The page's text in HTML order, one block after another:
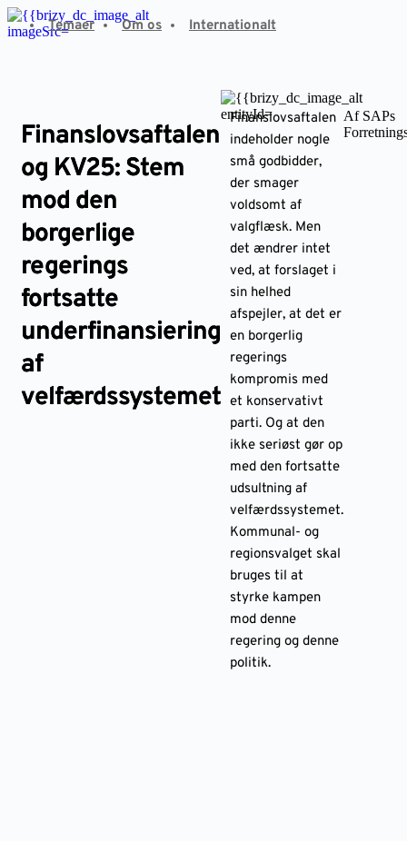
Fortsæt
til
Temaer Om os Internationalt
Finanslovsaftalen
og KV25: Stem
mod den
borgerlige
regerings
fortsatte
underfinansiering
af
velfærdssystemet
Finanslovsaftalen
indeholder nogle
små godbidder,
der smager
voldsomt af
valgflæsk. Men
det ændrer intet
ved, at forslaget i
sin helhed
afspejler, at det er
en borgerlig
regerings
kompromis med
et konservativt
parti. Og at den
ikke seriøst gør op
med den fortsatte
udsultning af
velfærdssystemet.
Kommunal- og
regionsvalget skal
bruges til at
styrke kampen
mod denne
regering og denne
politik.
Af SAPs